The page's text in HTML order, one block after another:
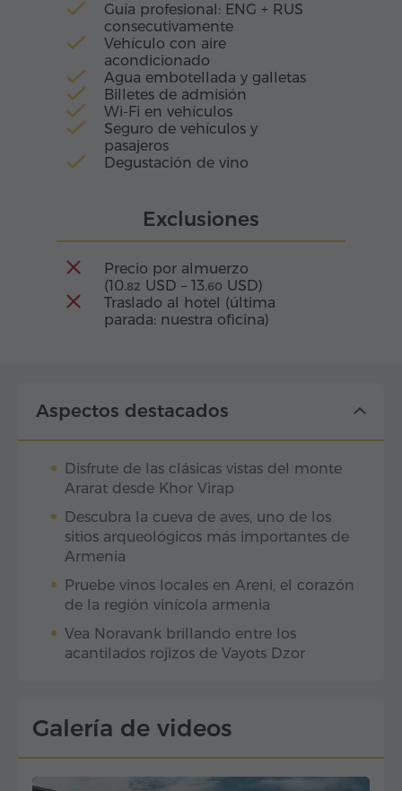
Guía profesional: ENG + RUS
consecutivamente
Vehículo con aire
acondicionado
Agua embotellada y galletas
Billetes de admisión
Wi-Fi en vehículos
Seguro de vehículos y
pasajeros
Degustación de vino
Exclusiones
Precio por almuerzo
(10.82 USD – 13.60 USD)
Traslado al hotel (última
parada: nuestra oficina)
Aspectos destacados
Disfrute de las clásicas vistas del monte
Ararat desde Khor Virap
Descubra la cueva de aves, uno de los
sitios arqueológicos más importantes de
Armenia
Pruebe vinos locales en Areni, el corazón
de la región vinícola armenia
Vea Noravank brillando entre los
acantilados rojizos de Vayots Dzor
Galería de videos